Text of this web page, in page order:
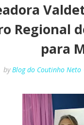
Regional
para
by Blog do Coutinho Neto